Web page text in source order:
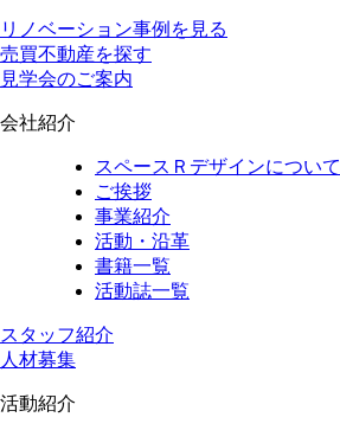
リノベーション事例を見る
売買不動産を探す
見学会のご案内
会社紹介
スペースＲデザインについて
ご挨拶
事業紹介
活動・沿革
書籍一覧
活動誌一覧
スタッフ紹介
人材募集
活動紹介